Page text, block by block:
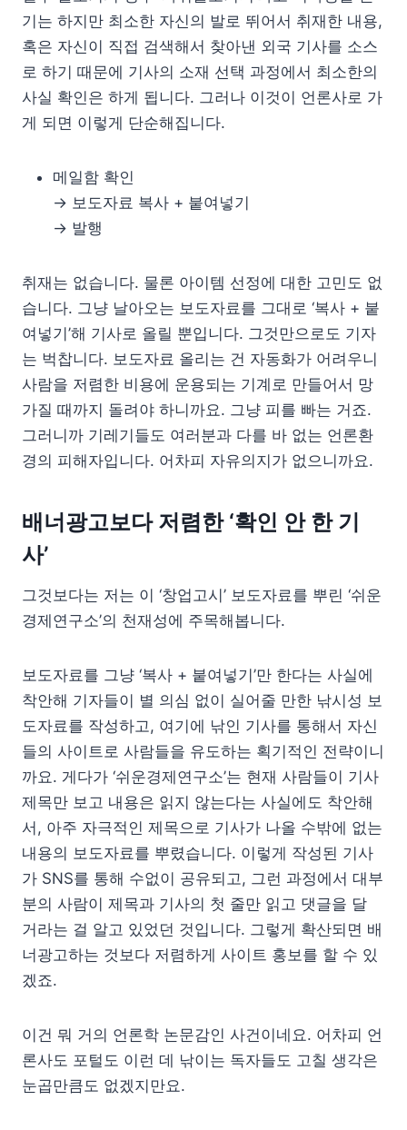
기는 하지만 최소한 자신의 발로 뛰어서 취재한 내용,
혹은 자신이 직접 검색해서 찾아낸 외국 기사를 소스
로 하기 때문에 기사의 소재 선택 과정에서 최소한의
사실 확인은 하게 됩니다. 그러나 이것이 언론사로 가
게 되면 이렇게 단순해집니다.
메일함 확인
→ 보도자료 복사 + 붙여넣기
→ 발행
취재는 없습니다. 물론 아이템 선정에 대한 고민도 없
습니다. 그냥 날아오는 보도자료를 그대로 ‘복사 + 붙
여넣기’해 기사로 올릴 뿐입니다. 그것만으로도 기자
는 벅찹니다. 보도자료 올리는 건 자동화가 어려우니
사람을 저렴한 비용에 운용되는 기계로 만들어서 망
가질 때까지 돌려야 하니까요. 그냥 피를 빠는 거죠.
그러니까 기레기들도 여러분과 다를 바 없는 언론환
경의 피해자입니다. 어차피 자유의지가 없으니까요.
배너광고보다 저렴한 ‘확인 안 한 기
사’
그것보다는 저는 이 ‘창업고시’ 보도자료를 뿌린 ‘쉬운
경제연구소’의 천재성에 주목해봅니다.
보도자료를 그냥 ‘복사 + 붙여넣기’만 한다는 사실에
착안해 기자들이 별 의심 없이 실어줄 만한 낚시성 보
도자료를 작성하고, 여기에 낚인 기사를 통해서 자신
들의 사이트로 사람들을 유도하는 획기적인 전략이니
까요. 게다가 ‘쉬운경제연구소’는 현재 사람들이 기사
제목만 보고 내용은 읽지 않는다는 사실에도 착안해
서, 아주 자극적인 제목으로 기사가 나올 수밖에 없는
내용의 보도자료를 뿌렸습니다. 이렇게 작성된 기사
가 SNS를 통해 수없이 공유되고, 그런 과정에서 대부
분의 사람이 제목과 기사의 첫 줄만 읽고 댓글을 달
거라는 걸 알고 있었던 것입니다. 그렇게 확산되면 배
너광고하는 것보다 저렴하게 사이트 홍보를 할 수 있
겠죠.
이건 뭐 거의 언론학 논문감인 사건이네요. 어차피 언
론사도 포털도 이런 데 낚이는 독자들도 고칠 생각은
눈곱만큼도 없겠지만요.